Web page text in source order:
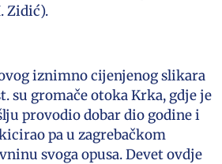
Zidić).
iznimno cijenjenog slikara
su gromače otoka Krka, gdje je
provodio dobar dio godine i
pa u zagrebačkom
svoga opusa. Devet ovdje